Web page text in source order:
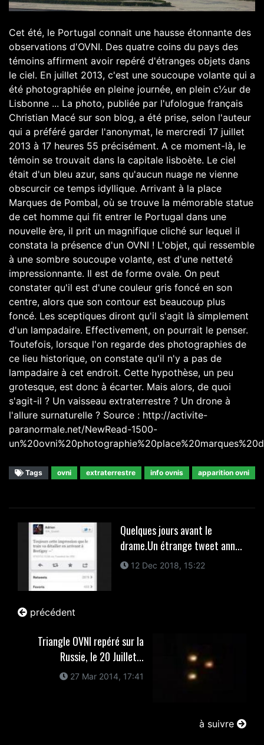
Cet été, le Portugal connait une hausse étonnante des
observations d'OVNI. Des quatre coins du pays des
témoins affirment avoir repéré d'étranges objets dans
le ciel. En juillet 2013, c'est une soucoupe volante qui a
été photographiée en pleine journée, en plein c½ur de
Lisbonne ... La photo, publiée par l'ufologue français
Christian Macé sur son blog, a été prise, selon l'auteur
qui a préféré garder l'anonymat, le mercredi 17 juillet
2013 à 17 heures 55 précisément. A ce moment-là, le
témoin se trouvait dans la capitale lisboète. Le ciel
était d'un bleu azur, sans qu'aucun nuage ne vienne
obscurcir ce temps idyllique. Arrivant à la place
Marques de Pombal, où se trouve la mémorable statue
de cet homme qui fit entrer le Portugal dans une
nouvelle ère, il prit un magnifique cliché sur lequel il
constata la présence d'un OVNI ! L'objet, qui ressemble
à une sombre soucoupe volante, est d'une netteté
impressionnante. Il est de forme ovale. On peut
constater qu'il est d'une couleur gris foncé en son
centre, alors que son contour est beaucoup plus
foncé. Les sceptiques diront qu'il s'agit là simplement
d'un lampadaire. Effectivement, on pourrait le penser.
Toutefois, lorsque l'on regarde des photographies de
ce lieu historique, on constate qu'il n'y a pas de
lampadaire à cet endroit. Cette hypothèse, un peu
grotesque, est donc à écarter. Mais alors, de quoi
s'agit-il ? Un vaisseau extraterrestre ? Un drone à
l'allure surnaturelle ? Source : http://activite-
paranormale.net/NewRead-1500-
Tags ovni extraterrestre info ovnis apparition ovni
Quelques jours avant le
drame.Un étrange tweet ann...
12 Dec 2018, 15:22
précédent
Triangle OVNI repéré sur la
Russie, le 20 Juillet...
27 Mar 2014, 17:41
à suivre